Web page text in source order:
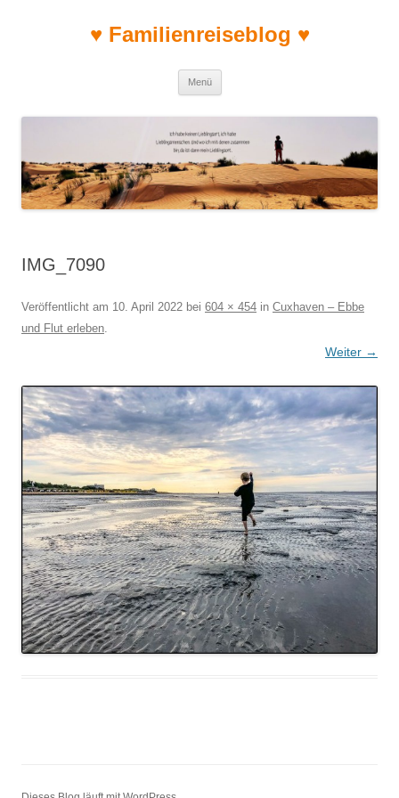
♥ Familienreiseblog ♥
Menü
IMG_7090
Veröffentlicht am 10. April 2022 bei 604 × 454 in Cuxhaven – Ebbe
und Flut erleben.
Weiter →